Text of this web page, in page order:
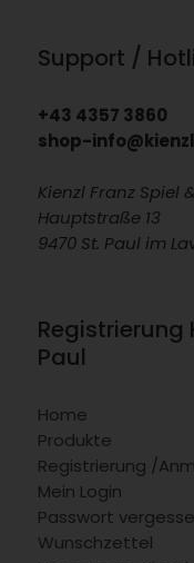
Support /
+43 4357 3860
shop-
Kienzl Franz Spiel
Hauptstraße 13
9470 St. Paul im
Registrierung
Paul
Home
Produkte
Registrierung /
Mein Login
Passwort
Wunschzettel